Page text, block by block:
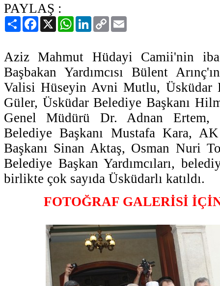
PAYLAŞ :
PaylaşFacebook
X WhatsAppLinkedIn
Copy
Link
Aziz Mahmut Hüdayi Camii'nin
Başbakan Yardımcısı Bülent
Valisi Hüseyin Avni Mutlu, Üsküdar
Güler, Üsküdar Belediye Başkanı
Genel Müdürü Dr. Adnan Ertem,
Belediye Başkanı Mustafa Kara,
Başkanı Sinan Aktaş, Osman Nuri
Belediye Başkan Yardımcıları,
birlikte çok sayıda Üsküdarlı katıldı.
FOTOĞRAF GALERİSİ